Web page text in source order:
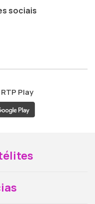
sociais
ao
RTP Play